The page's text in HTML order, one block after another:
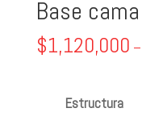
Base
$1,120,000 –
Estructura